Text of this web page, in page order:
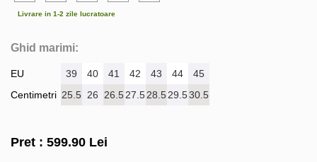
Livrare in 1-2 zile lucratoare
Ghid marimi:
EU
Centimetri
39 40 41 42 43 44
45
25.5 26 26.527.528.529.530.5
Pret : 599.90 Lei